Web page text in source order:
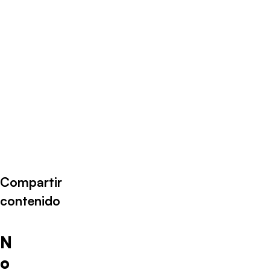
Compartir
contenido
N
o